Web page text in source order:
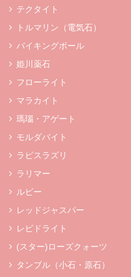
テクタイト
トルマリン（電気石）
バイキングボール
姫川薬石
フローライト
マラカイト
瑪瑙・アゲート
モルダバイト
ラピスラズリ
ラリマー
ルビー
レッドジャスパー
レピドライト
(スター)ローズクォーツ
タンブル（小石・原石）